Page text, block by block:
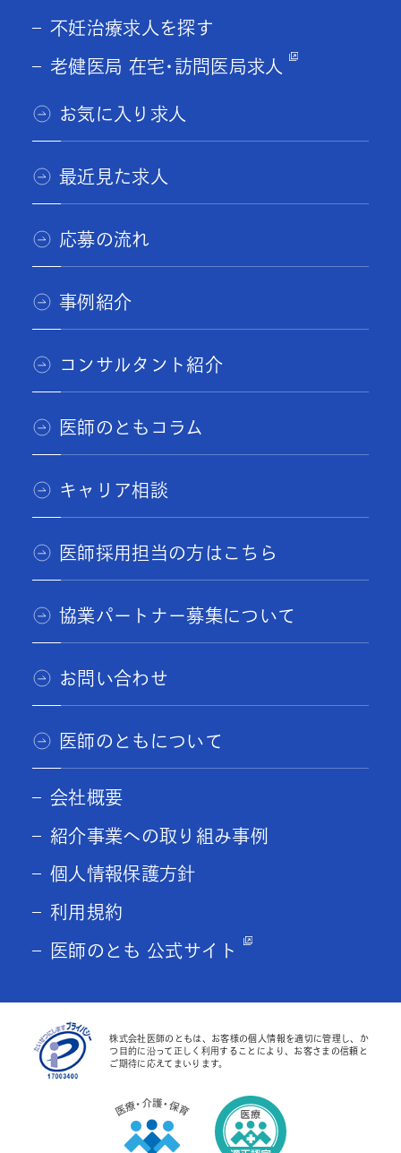
不妊治療求人を探す
老健医局 在宅･訪問医局求人
お気に入り求人
最近見た求人
応募の流れ
事例紹介
コンサルタント紹介
医師のともコラム
キャリア相談
医師採用担当の方はこちら
協業パートナー募集について
お問い合わせ
医師のともについて
会社概要
紹介事業への取り組み事例
個人情報保護方針
利用規約
医師のとも 公式サイト
株式会社医師のともは、お客様の個人情報を適切に管理し、か
つ目的に沿って正しく利用することにより、お客さまの信頼と
ご期待に応えてまいります。